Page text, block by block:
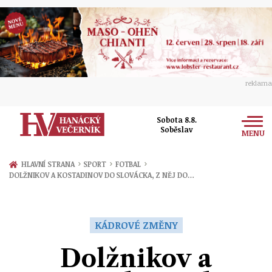
reklama
Sobota 8.8.
Soběslav
MENU
Zprávy
Ekonomika
HLAVNÍ STRANA › SPORT › FOTBAL ›
DOLŽNIKOV A KOSTADINOV DO SLOVÁCKA, Z NĚJ DO…
KÁDROVÉ ZMĚNY
Dolžnikov a